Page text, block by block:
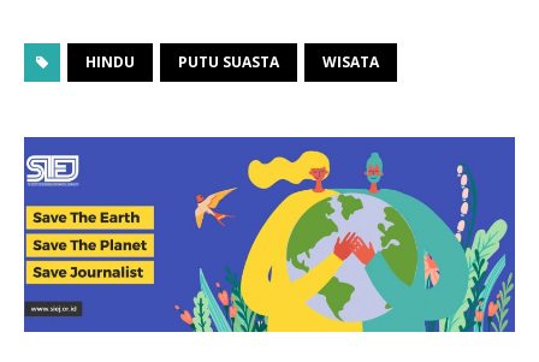
HINDU PUTU SUASTA WISATA